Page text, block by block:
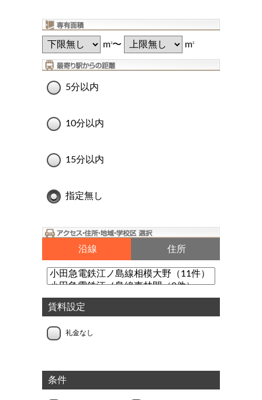
m2〜 m2
5分以内
10分以内
15分以内
指定無し
沿線 住所
賃料設定
礼金なし
条件